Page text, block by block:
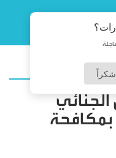
شكراً
الجنائي